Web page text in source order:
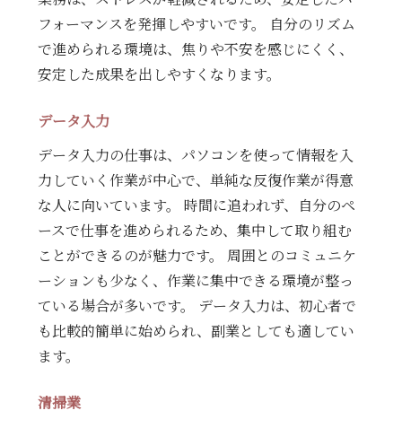
フォーマンスを発揮しやすいです。 自分のリズム
で進められる環境は、焦りや不安を感じにくく、
安定した成果を出しやすくなります。
データ入力
データ入力の仕事は、パソコンを使って情報を入
力していく作業が中心で、単純な反復作業が得意
な人に向いています。 時間に追われず、自分のペ
ースで仕事を進められるため、集中して取り組む
ことができるのが魅力です。 周囲とのコミュニケ
ーションも少なく、作業に集中できる環境が整っ
ている場合が多いです。 データ入力は、初心者で
も比較的簡単に始められ、副業としても適してい
ます。
清掃業